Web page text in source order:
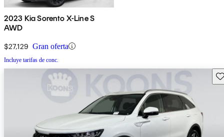
2023 Kia Sorento X-Line S
AWD
$27,129 Gran oferta
Incluye tarifas de conc.